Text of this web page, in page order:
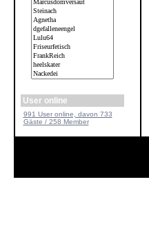
User online
991 User online, davon 733
Gäste / 258 Member